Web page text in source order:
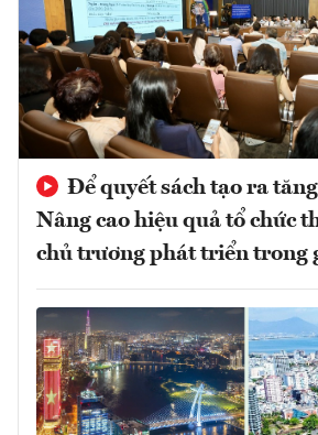
Để quyết sách tạo ra
Nâng cao hiệu quả tổ chức
chủ trương phát triển trong